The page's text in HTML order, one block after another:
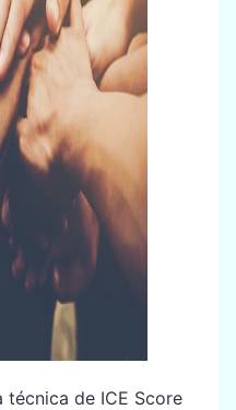
técnica de ICE Score